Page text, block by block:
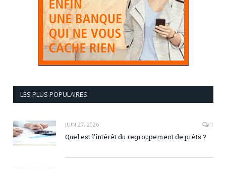
LES PLUS POPULAIRES
JUIN 27, 2026 1
Quel est l’intérêt du regroupement de prêts ?